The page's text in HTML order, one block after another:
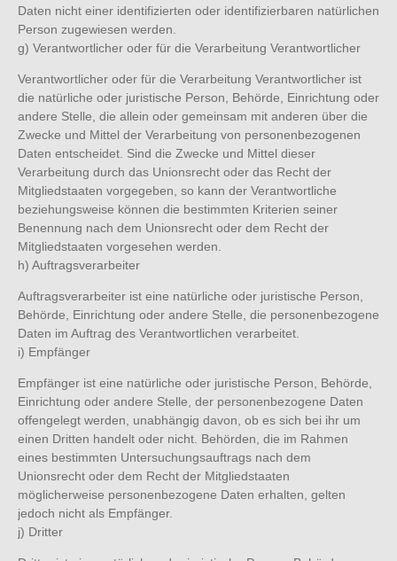
Daten nicht einer identifizierten oder identifizierbaren natürlichen
Person zugewiesen werden.
g) Verantwortlicher oder für die Verarbeitung Verantwortlicher
Verantwortlicher oder für die Verarbeitung Verantwortlicher ist
die natürliche oder juristische Person, Behörde, Einrichtung oder
andere Stelle, die allein oder gemeinsam mit anderen über die
Zwecke und Mittel der Verarbeitung von personenbezogenen
Daten entscheidet. Sind die Zwecke und Mittel dieser
Verarbeitung durch das Unionsrecht oder das Recht der
Mitgliedstaaten vorgegeben, so kann der Verantwortliche
beziehungsweise können die bestimmten Kriterien seiner
Benennung nach dem Unionsrecht oder dem Recht der
Mitgliedstaaten vorgesehen werden.
h) Auftragsverarbeiter
Auftragsverarbeiter ist eine natürliche oder juristische Person,
Behörde, Einrichtung oder andere Stelle, die personenbezogene
Daten im Auftrag des Verantwortlichen verarbeitet.
i) Empfänger
Empfänger ist eine natürliche oder juristische Person, Behörde,
Einrichtung oder andere Stelle, der personenbezogene Daten
offengelegt werden, unabhängig davon, ob es sich bei ihr um
einen Dritten handelt oder nicht. Behörden, die im Rahmen
eines bestimmten Untersuchungsauftrags nach dem
Unionsrecht oder dem Recht der Mitgliedstaaten
möglicherweise personenbezogene Daten erhalten, gelten
jedoch nicht als Empfänger.
j) Dritter